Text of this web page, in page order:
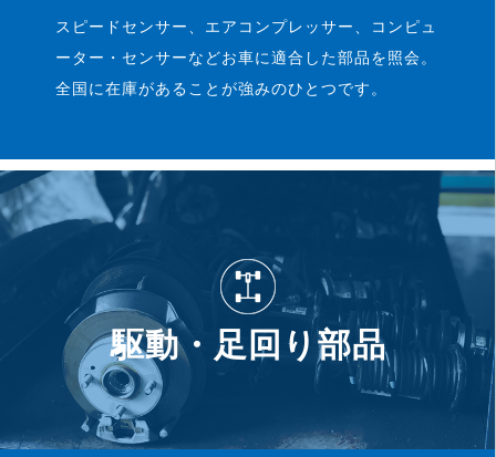
スピードセンサー、エアコンプレッサー、コンピュ
ーター・センサーなどお車に適合した部品を照会。
全国に在庫があることが強みのひとつです。
駆動・足回り部品